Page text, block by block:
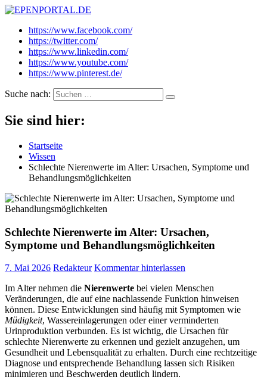
EPENPORTAL.DE
Epische News aus Politik, Finanzen & Gesellschaft
https://www.facebook.com/
https://twitter.com/
https://www.linkedin.com/
https://www.youtube.com/
https://www.pinterest.de/
Suche nach:
Sie sind hier:
Startseite
Wissen
Schlechte Nierenwerte im Alter: Ursachen, Symptome und
Behandlungsmöglichkeiten
Schlechte Nierenwerte im Alter: Ursachen,
Symptome und Behandlungsmöglichkeiten
7. Mai 2026 Redakteur Kommentar hinterlassen
Im Alter nehmen die Nierenwerte bei vielen Menschen
Veränderungen, die auf eine nachlassende Funktion hinweisen
können. Diese Entwicklungen sind häufig mit Symptomen wie
Müdigkeit, Wassereinlagerungen oder einer verminderten
Urinproduktion verbunden. Es ist wichtig, die Ursachen für
schlechte Nierenwerte zu erkennen und gezielt anzugehen, um
Gesundheit und Lebensqualität zu erhalten. Durch eine rechtzeitige
Diagnose und entsprechende Behandlung lassen sich Risiken
minimieren und Beschwerden deutlich lindern.